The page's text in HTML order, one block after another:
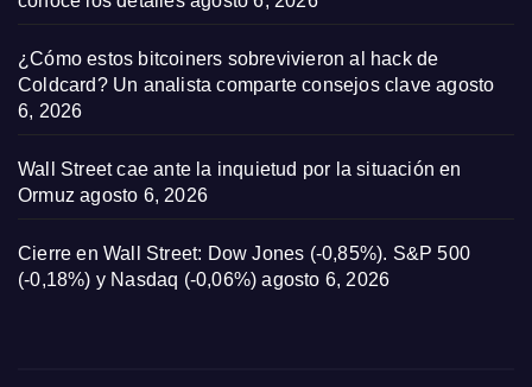
¿Cómo estos bitcoiners sobrevivieron al hack de
Coldcard? Un analista comparte consejos clave agosto
6, 2026
Wall Street cae ante la inquietud por la situación en
Ormuz agosto 6, 2026
Cierre en Wall Street: Dow Jones (-0,85%). S&P 500
(-0,18%) y Nasdaq (-0,06%) agosto 6, 2026